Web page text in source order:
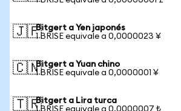
🇯🇵Bitgert a Yen japonés
1 BRISE equivale a 0,0000023 ¥
🇨🇳Bitgert a Yuan chino
1 BRISE equivale a 0,0000001 ¥
🇹🇷Bitgert a Lira turca
1 BRISE equivale a 0,0000007 ₺